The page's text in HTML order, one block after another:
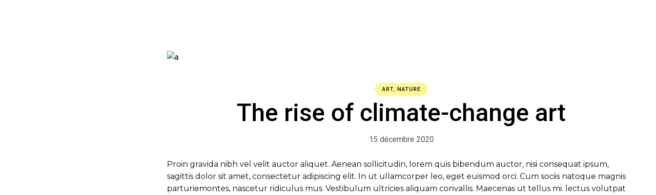
ART, NATURE
The rise of climate-change art
15 décembre 2020
Proin gravida nibh vel velit auctor aliquet. Aenean sollicitudin, lorem quis bibendum auctor, nisi consequat ipsum,
sagittis dolor sit amet, consectetur adipiscing elit. In ut ullamcorper leo, eget euismod orci. Cum sociis natoque magnis
parturiemontes, nascetur ridiculus mus. Vestibulum ultricies aliquam convallis. Maecenas ut tellus mi. lectus volutpat